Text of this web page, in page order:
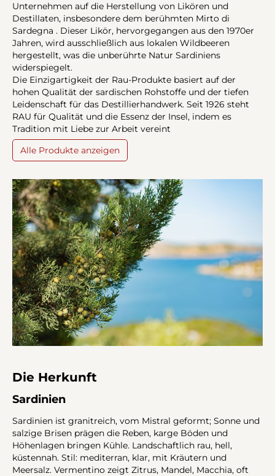
Unternehmen auf die Herstellung von Likören und
Destillaten, insbesondere dem berühmten Mirto di
Sardegna . Dieser Likör, hervorgegangen aus den 1970er
Jahren, wird ausschließlich aus lokalen Wildbeeren
hergestellt, was die unberührte Natur Sardiniens
widerspiegelt.
Die Einzigartigkeit der Rau-Produkte basiert auf der
hohen Qualität der sardischen Rohstoffe und der tiefen
Leidenschaft für das Destillierhandwerk. Seit 1926 steht
RAU für Qualität und die Essenz der Insel, indem es
Tradition mit Liebe zur Arbeit vereint
Alle Produkte anzeigen
Die Herkunft
Sardinien
Sardinien ist granitreich, vom Mistral geformt; Sonne und
salzige Brisen prägen die Reben, karge Böden und
Höhenlagen bringen Kühle. Landschaftlich rau, hell,
küstennah. Stil: mediterran, klar, mit Kräutern und
Meersalz. Vermentino zeigt Zitrus, Mandel, Macchia, oft